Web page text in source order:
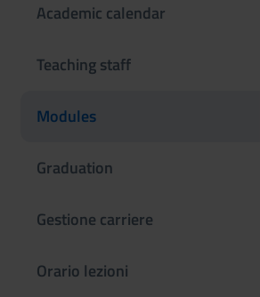
Academic calendar
Teaching staff
Modules
Graduation
Gestione carriere
Orario lezioni